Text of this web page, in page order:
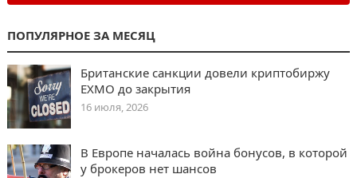
ПОПУЛЯРНОЕ ЗА МЕСЯЦ
Британские санкции довели криптобиржу
EXMO до закрытия
16 июля, 2026
В Европе началась война бонусов, в которой
у брокеров нет шансов